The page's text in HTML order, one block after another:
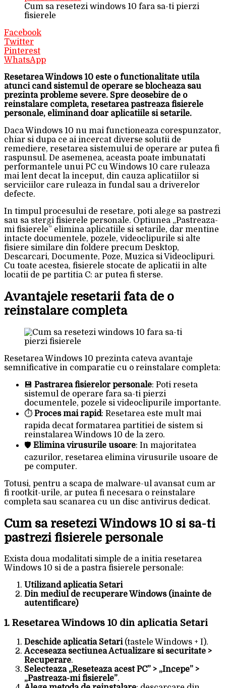
Cum sa resetezi windows 10 fara sa-ti pierzi
fisierele
Facebook
Twitter
Pinterest
WhatsApp
Resetarea Windows 10 este o functionalitate utila
atunci cand sistemul de operare se blocheaza sau
prezinta probleme severe. Spre deosebire de o
reinstalare completa, resetarea pastreaza fisierele
personale, eliminand doar aplicatiile si setarile.
Daca Windows 10 nu mai functioneaza corespunzator,
chiar si dupa ce ai incercat diverse solutii de
remediere, resetarea sistemului de operare ar putea fi
raspunsul. De asemenea, aceasta poate imbunatati
performantele unui PC cu Windows 10 care ruleaza
mai lent decat la inceput, din cauza aplicatiilor si
serviciilor care ruleaza in fundal sau a driverelor
defecte.
In timpul procesului de resetare, poti alege sa pastrezi
sau sa stergi fisierele personale. Optiunea „Pastreaza-
mi fisierele” elimina aplicatiile si setarile, dar mentine
intacte documentele, pozele, videoclipurile si alte
fisiere similare din foldere precum Desktop,
Descarcari, Documente, Poze, Muzica si Videoclipuri.
Cu toate acestea, fisierele stocate de aplicatii in alte
locatii de pe partitia C: ar putea fi sterse.
Avantajele resetarii fata de o
reinstalare completa
Resetarea Windows 10 prezinta cateva avantaje
semnificative in comparatie cu o reinstalare completa:
💾 Pastrarea fisierelor personale: Poti reseta
sistemul de operare fara sa-ti pierzi
documentele, pozele si videoclipurile importante.
⏱️ Proces mai rapid: Resetarea este mult mai
rapida decat formatarea partitiei de sistem si
reinstalarea Windows 10 de la zero.
🛡️ Elimina virusurile usoare: In majoritatea
cazurilor, resetarea elimina virusurile usoare de
pe computer.
Totusi, pentru a scapa de malware-ul avansat cum ar
fi rootkit-urile, ar putea fi necesara o reinstalare
completa sau scanarea cu un disc antivirus dedicat.
Cum sa resetezi Windows 10 si sa-ti
pastrezi fisierele personale
Exista doua modalitati simple de a initia resetarea
Windows 10 si de a pastra fisierele personale:
Utilizand aplicatia Setari
Din mediul de recuperare Windows (inainte de
autentificare)
1. Resetarea Windows 10 din aplicatia Setari
Deschide aplicatia Setari(tastele Windows + I).
Acceseaza sectiunea Actualizare si securitate >
Recuperare.
Selecteaza „Reseteaza acest PC” > „Incepe” >
„Pastreaza-mi fisierele”.